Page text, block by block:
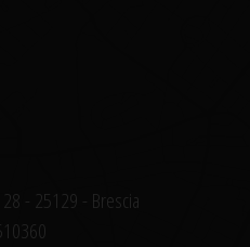
- 25129 - Brescia